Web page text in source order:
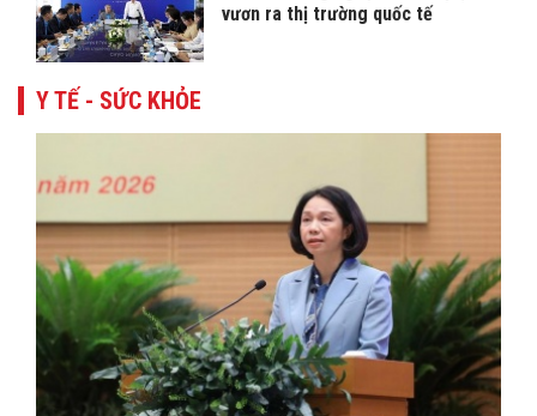
vươn ra thị trường quốc tế
Y TẾ - SỨC KHỎE